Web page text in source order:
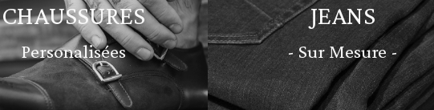
CHAUSSURES
Personalisées
JEANS
- Sur Mesure -